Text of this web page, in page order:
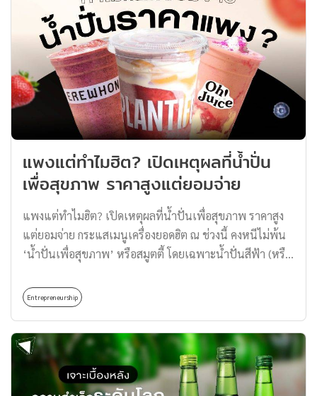
แน่นอน ค่าครองชีพและอัตราเงินเฟ้อที่สูงขึ้น แต่รายได้ไม่
ได้สูงตาม ทำให้คนรุ่นใหม่เริ่มรัดเข็มขัดวางแผนการเงิน จน
เกิดเป็นกระแสเทรนด์ใหม่ YONO (You only need one) คือ
อะไร ทำไมถึงได้เป็นกระแส วันนี้ Thomas Thailand จะมา
เล่าให้ฟังกัน YONO คืออะไร? เทรนด์ใหม่ของวัยรุ่นเกาหลี
เมื่อการใช้จ่ายต้องคิดให้มากขึ้น แนวคิด YONO หรือที่ย่อมา
จาก You only need one แปลเป็นไทยง่าย ๆ ว่า […]
แพงแต่ทำไมฮิต? เปิดเหตุผลที่น้ำปั่น
เพื่อสุขภาพ ราคาสูงแต่ยอมจ่าย
แพงแต่ทำไมฮิต? เปิดเหตุผลที่น้ำปั่นเพื่อสุขภาพ ราคาสูง
แต่ยอมจ่าย กระแสเมนูเครื่องยอดฮิต ณ ช่วงนี้ คงหนีไม่พ้น
‘น้ำปั่นเพื่อสุขภาพ’ หรือสมูตตี้ โดยเฉพาะน้ำปั่นสีฟ้า (หรือ
ต้นฉบับคือแบรนด์ เอเรวอน (Erewhon) ที่มีราคาเริ่มต้น
ตั้งแต่แก้วละ 700 ไปจนถึง 800 บาทเลยทีเดียว วันนี้
Thomas ชวนมาเปิดเหตุผลว่าทำไมคนถึงยอมจ่ายให้น้ำปั่น
สูงขนาดนี้ พร้อมแนะนำร้านน้ำปั่นเพื่อสุขภาพของบ้านเรา
น้ำปั่นเพื่อสุขภาพ เทรนด์แห่งไลฟ์สไตล์ น้ำปั่นเพื่อสุขภาพ
กลายเป็นมากกว่าเครื่องดื่มธรรมดา แต่สะท้อนถึงการดูแลตัว
Entrepreneurship